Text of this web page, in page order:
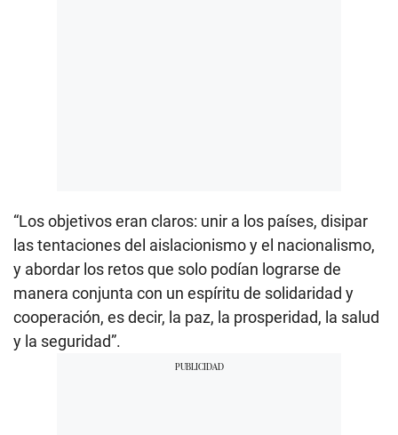
“Los objetivos eran claros: unir a los países, disipar
las tentaciones del aislacionismo y el nacionalismo,
y abordar los retos que solo podían lograrse de
manera conjunta con un espíritu de solidaridad y
cooperación, es decir, la paz, la prosperidad, la salud
y la seguridad”.